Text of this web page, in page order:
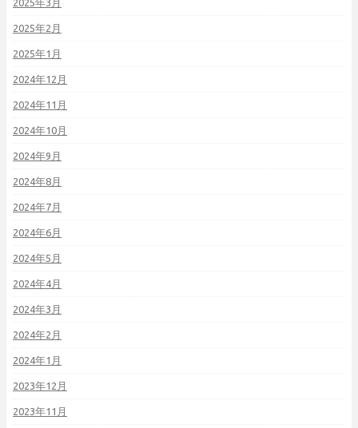
2025年3月
2025年2月
2025年1月
2024年12月
2024年11月
2024年10月
2024年9月
2024年8月
2024年7月
2024年6月
2024年5月
2024年4月
2024年3月
2024年2月
2024年1月
2023年12月
2023年11月